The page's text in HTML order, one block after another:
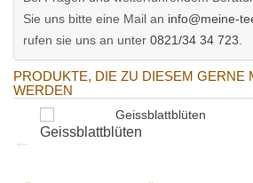
Sie uns bitte eine Mail an info@meine-
rufen sie uns an unter 0821/34 34 723
PRODUKTE, DIE ZU DIESEM GERNE
WERDEN
Geissblattblüten